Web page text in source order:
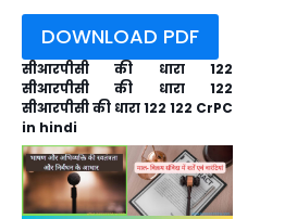
DOWNLOAD PDF
सीआरपीसी की धारा 122
सीआरपीसी की धारा 122
सीआरपीसी की धारा 122 122 CrPC
in hindi